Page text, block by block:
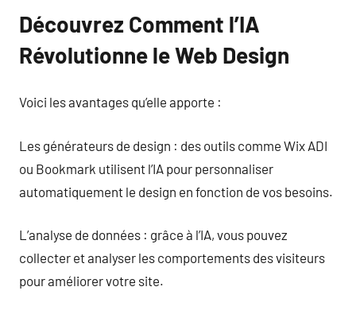
Découvrez Comment l’IA
Révolutionne le Web Design
Voici les avantages qu’elle apporte :
Les générateurs de design : des outils comme Wix ADI
ou Bookmark utilisent l’IA pour personnaliser
automatiquement le design en fonction de vos besoins.
L’analyse de données : grâce à l’IA, vous pouvez
collecter et analyser les comportements des visiteurs
pour améliorer votre site.